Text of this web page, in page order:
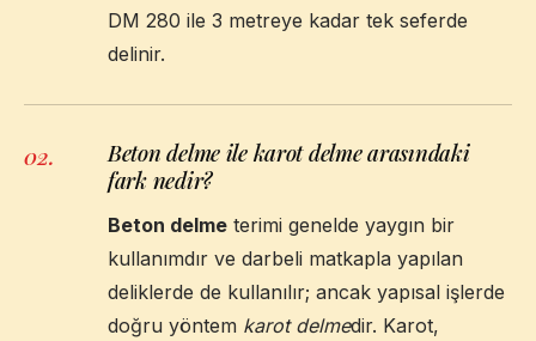
DM 280 ile 3 metreye kadar tek seferde
delinir.
02.
Beton delme ile karot delme arasındaki
fark nedir?
Beton delme terimi genelde yaygın bir
kullanımdır ve darbeli matkapla yapılan
deliklerde de kullanılır; ancak yapısal işlerde
doğru yöntem karot delmedir. Karot,